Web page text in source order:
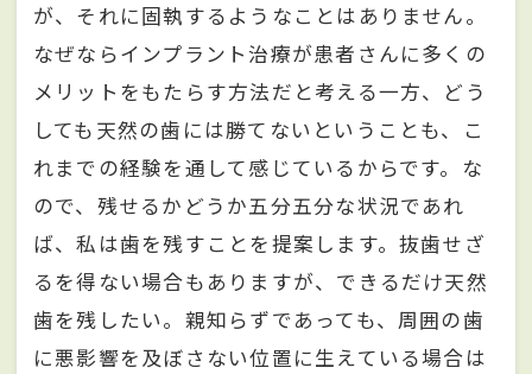
が、それに固執するようなことはありません。
なぜならインプラント治療が患者さんに多くの
メリットをもたらす方法だと考える一方、どう
しても天然の歯には勝てないということも、こ
れまでの経験を通して感じているからです。な
ので、残せるかどうか五分五分な状況であれ
ば、私は歯を残すことを提案します。抜歯せざ
るを得ない場合もありますが、できるだけ天然
歯を残したい。親知らずであっても、周囲の歯
に悪影響を及ぼさない位置に生えている場合は